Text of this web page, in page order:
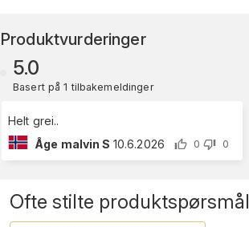
Produktvurderinger
5.0
Basert på 1 tilbakemeldinger
Helt grei..
Åge malvin S 10.6.2026 0 0
Ofte stilte produktspørsmål